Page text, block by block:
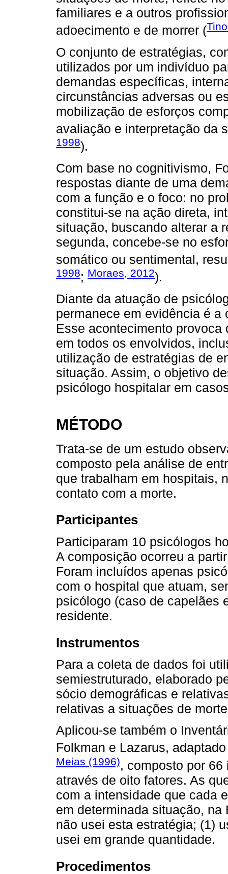
familiares e a outros
adoecimento e de morrer (
O conjunto de estratégias,
utilizados por um indivíduo
demandas específicas,
circunstâncias adversas ou
mobilização de esforços
avaliação e interpretação da
1998).
Com base no cognitivismo,
respostas diante de uma
com a função e o foco: no
constitui-se na ação direta,
situação, buscando alterar a
segunda, concebe-se no
somático ou sentimental,
1998; Moraes, 2012).
Diante da atuação de
permanece em evidência é
Esse acontecimento
em todos os envolvidos,
utilização de estratégias de
situação. Assim, o objetivo
psicólogo hospitalar em
MÉTODO
Trata-se de um estudo
composto pela análise de
que trabalham em hospitais,
contato com a morte.
Participantes
Participaram 10 psicólogos
A composição ocorreu a
Foram incluídos apenas
com o hospital que atuam,
psicólogo (caso de capelães
residente.
Instrumentos
Para a coleta de dados foi
semiestruturado, elaborado
sócio demográficas e
relativas a situações de
Aplicou-se também o
Folkman e Lazarus,
Meias (1996), composto por
através de oito fatores. As
com a intensidade que cada
em determinada situação,
não usei esta estratégia; (1)
usei em grande quantidade.
Procedimentos